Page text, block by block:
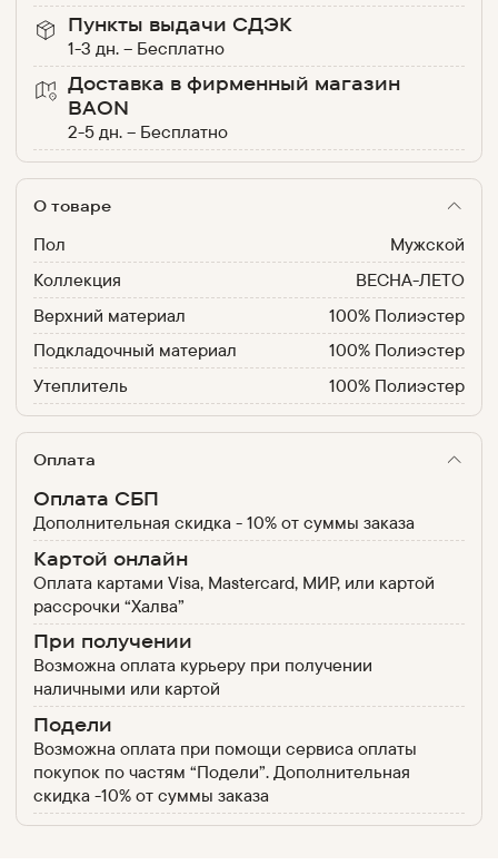
Пункты выдачи СДЭК
1-3 дн. – Бесплатно
Доставка в фирменный магазин
BAON
2-5 дн. – Бесплатно
О товаре
Пол
Мужской
Коллекция
ВЕСНА-ЛЕТО
Верхний материал
100% Полиэстер
Подкладочный материал
100% Полиэстер
Утеплитель
100% Полиэстер
Оплата
Оплата СБП
Дополнительная скидка - 10% от суммы заказа
Картой онлайн
Оплата картами Visa, Mastercard, МИР, или картой
рассрочки “Халва”
При получении
Возможна оплата курьеру при получении
наличными или картой
Подели
Возможна оплата при помощи сервиса оплаты
покупок по частям “Подели”. Дополнительная
скидка -10% от суммы заказа